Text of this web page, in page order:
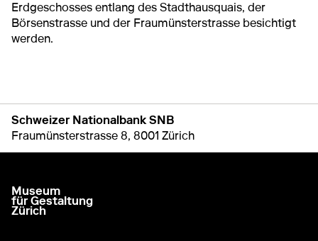
Erdgeschosses entlang des Stadthausquais, der
Börsenstrasse und der Fraumünsterstrasse besichtigt
werden.
Schweizer Nationalbank SNB
Fraumünsterstrasse 8 8001 Zürich
zur Startseite gehen
Museum
für Gestaltung
Zürich